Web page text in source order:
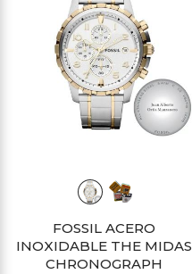
FOSSIL ACERO
INOXIDABLE THE MIDAS
CHRONOGRAPH